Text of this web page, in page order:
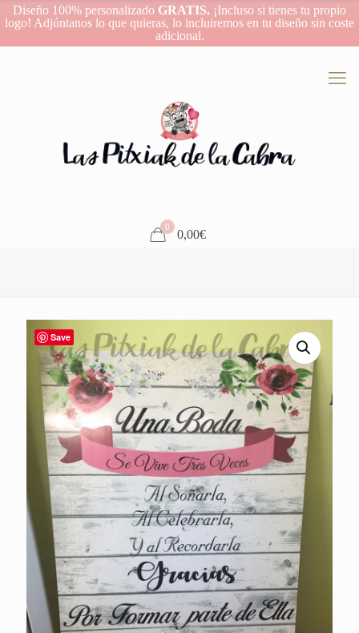
Diseño 100% personalizado GRATIS. ¡Incluso si tienes tu propio
logo! Adjúntanos lo que quieras, lo incluiremos en tu diseño sin coste
adicional.
0
0,00€
Save